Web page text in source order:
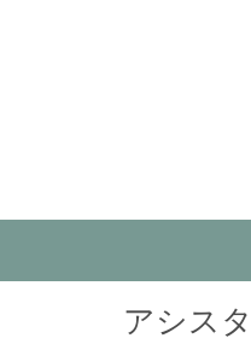
content
アシス